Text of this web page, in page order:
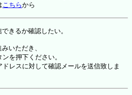
こちらから
きるか確認したい。
いただき、
を押下ください。
レスに対して確認メールを送信致しま